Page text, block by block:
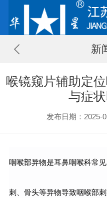
新
喉镜窥片辅助定
与症
发布日期：
咽喉部异物是耳鼻咽喉科常
刺、骨头等异物导致咽喉部